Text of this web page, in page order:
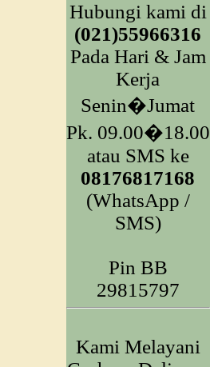
Hubungi kami di
(021)55966316
Pada Hari & Jam
Kerja
Senin�Jumat
Pk. 09.00�18.00
atau SMS ke
08176817168
(WhatsApp /
SMS)
Pin BB
29815797
Kami Melayani